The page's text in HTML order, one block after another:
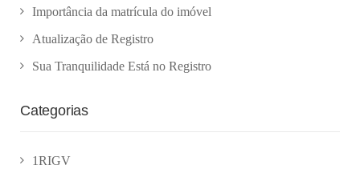
Importância da matrícula do imóvel
Atualização de Registro
Sua Tranquilidade Está no Registro
Categorias
1RIGV